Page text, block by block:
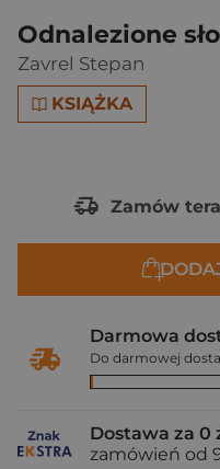
Odnalezione
Zavrel Stepan
KSIĄŻKA
Zamów
Darmowa
Do darmowej
Dostawa za 0
zamówień od